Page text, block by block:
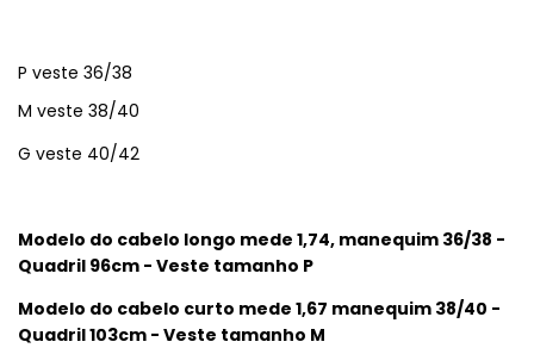
P veste 36/38
M veste 38/40
G veste 40/42
Modelo do cabelo longo mede 1,74, manequim 36/38 -
Quadril 96cm - Veste tamanho P
Modelo do cabelo curto mede 1,67 manequim 38/40 -
Quadril 103cm - Veste tamanho M